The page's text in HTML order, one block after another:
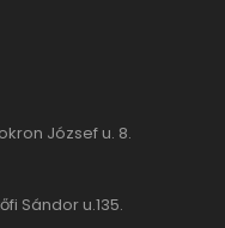
József u. 8.
Sándor u.135.